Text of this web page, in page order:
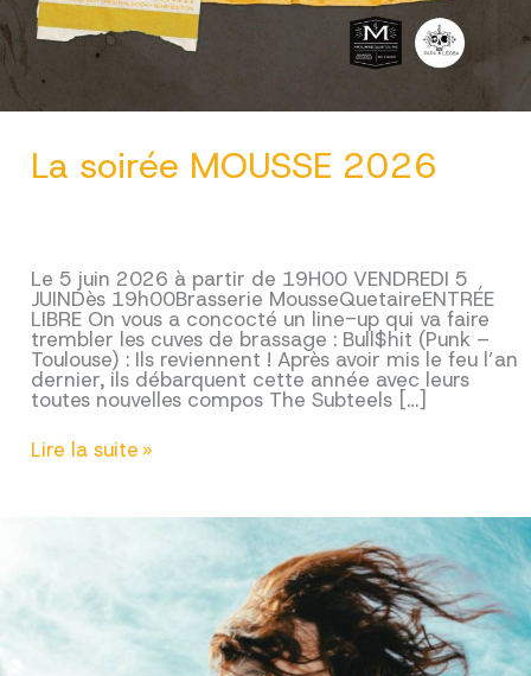
La soirée MOUSSE 2026
Le 5 juin 2026 à partir de 19H00 VENDREDI 5
JUINDès 19h00Brasserie MousseQuetaireENTRÉE
LIBRE On vous a concocté un line-up qui va faire
trembler les cuves de brassage : Bull$hit (Punk –
Toulouse) : Ils reviennent ! Après avoir mis le feu l’an
dernier, ils débarquent cette année avec leurs
toutes nouvelles compos The Subteels […]
La
Lire la suite »